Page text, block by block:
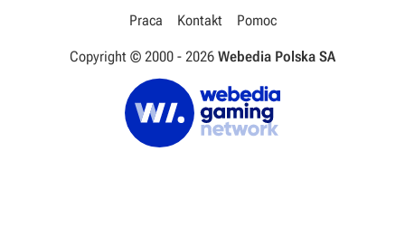
Praca
Kontakt Pomoc
Copyright © 2000 - 2026 Webedia Polska SA